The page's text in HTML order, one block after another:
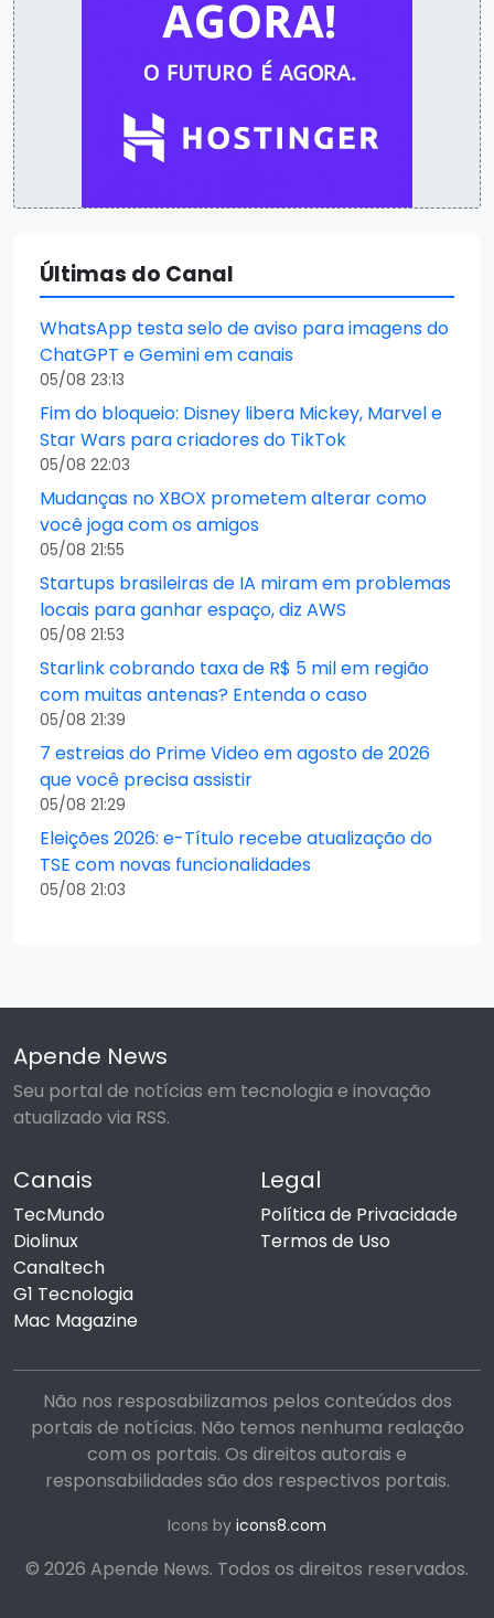
Últimas do Canal
WhatsApp testa selo de aviso para imagens do
ChatGPT e Gemini em canais
05/08 23:13
Fim do bloqueio: Disney libera Mickey, Marvel e
Star Wars para criadores do TikTok
05/08 22:03
Mudanças no XBOX prometem alterar como
você joga com os amigos
05/08 21:55
Startups brasileiras de IA miram em problemas
locais para ganhar espaço, diz AWS
05/08 21:53
Starlink cobrando taxa de R$ 5 mil em região
com muitas antenas? Entenda o caso
05/08 21:39
7 estreias do Prime Video em agosto de 2026
que você precisa assistir
05/08 21:29
Eleições 2026: e-Título recebe atualização do
TSE com novas funcionalidades
05/08 21:03
Apende News
Seu portal de notícias em tecnologia e inovação
atualizado via RSS.
Canais
TecMundo
Diolinux
Canaltech
G1 Tecnologia
Mac Magazine
Legal
Política de Privacidade
Termos de Uso
Não nos resposabilizamos pelos conteúdos dos
portais de notícias. Não temos nenhuma realação
com os portais. Os direitos autorais e
responsabilidades são dos respectivos portais.
Icons by icons8.com
© 2026 Apende News. Todos os direitos reservados.